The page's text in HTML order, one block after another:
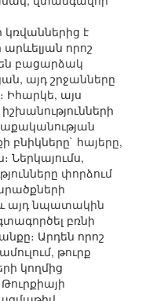
է
որոշ
բացարձակ
այդ շրջանները
Իհարկե, այս
հայերը,
Ներկայումս,
փորձում
այդ նպատակին
բռնի
Արդեն որոշ
թուրք
կողմից